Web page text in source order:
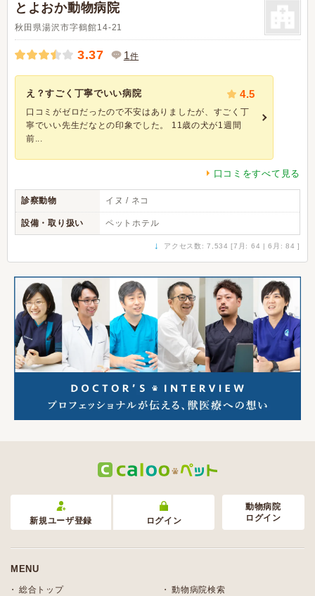
とよおか動物病院
秋田県湯沢市字鶴館14-21
3.37 1件
え？すごく丁寧でいい病院 4.5
口コミがゼロだったので不安はありましたが、すごく丁
寧でいい先生だなとの印象でした。 11歳の犬が1週間
前...
口コミをすべて見る
診察動物 イヌ / ネコ
設備・取り扱い ペットホテル
↓ アクセス数: 7,534 [7月: 64 | 6月: 84 ]
新規ユーザ登録 ログイン
動物病院
ログイン
MENU
総合トップ 動物病院検索